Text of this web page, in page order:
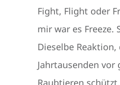
Fight, Flight oder
mir war es Freeze.
Dieselbe
Jahrtausenden vor